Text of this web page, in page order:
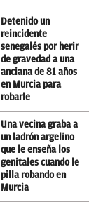
Detenido un
reincidente
senegalés por herir
de gravedad a una
anciana de 81 años
en Murcia para
robarle
Una vecina graba a
un ladrón argelino
que le enseña los
genitales cuando le
pilla robando en
Murcia